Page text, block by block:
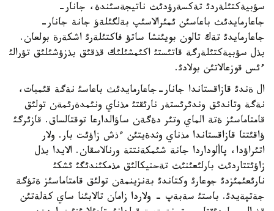
سؤبيةكتئلةردئ تةكسةرؤدئث ناتيجةسئندة، جانار-
جاعارمايدئث باعاسئن ئمئرالاسئپ بةلگئلةؤ جانة جانار-
جاعارمايدئ تةك تالون بويئنشا ساتؤ فاكتئلةرئ اشكةرة بولعان.
بذل سؤبيةكتئلةرگة قاتئستئ اكئمشئلئك قذقئق بذزؤشئلئق تؤرالئ
ءئس قوزعالاتئن بولادئ.
ال ةندئ قازاقستاندا جانار-جاعارمايدئث باعاسئ نةگة قئمبات،
نةگة وتاندئق وندئرئستةر نارئقتئ مذناي ونئمدةرئمةن تولئق
قامتاماسئز ةتة الماي وتئر دةگةن ساؤالدارعا توقتالساق. قازئرگئ
ؤاقئتتا قازاقستاندا مذناي وثدةيتئن ءذش زاؤئت بار. ولار
اتئراؤدا، پاألوداردا جانة شئمكةنتتة ورنالاسقان. الايدا بذل
زاؤئتتاردئث بارلئعئنئث تةحنيكالئق مذمكئندئگئ ئشكئ
نارئعئمئزدئ جوعارئ وكتاندئ بةنزينمةن تولئق قامتاماسئز ةتؤگة
جةتپةيدئ. باستئ سةبةپ - ولاردا زامان تالابئنا ساي كةلةتئن